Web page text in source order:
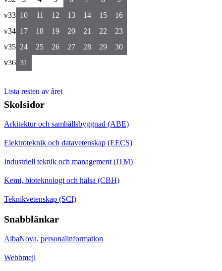
v33 10 11 12 13 14 15
16
v34 17 18 19 20 21 22
23
v35 24 25 26 27 28 29
30
v36 31
Lista resten av året
Skolsidor
Arkitektur och samhällsbyggnad (ABE)
Elektroteknik och datavetenskap (EECS)
Industriell teknik och management (ITM)
Kemi, bioteknologi och hälsa (CBH)
Teknikvetenskap (SCI)
Snabblänkar
AlbaNova, personalinformation
Webbmejl